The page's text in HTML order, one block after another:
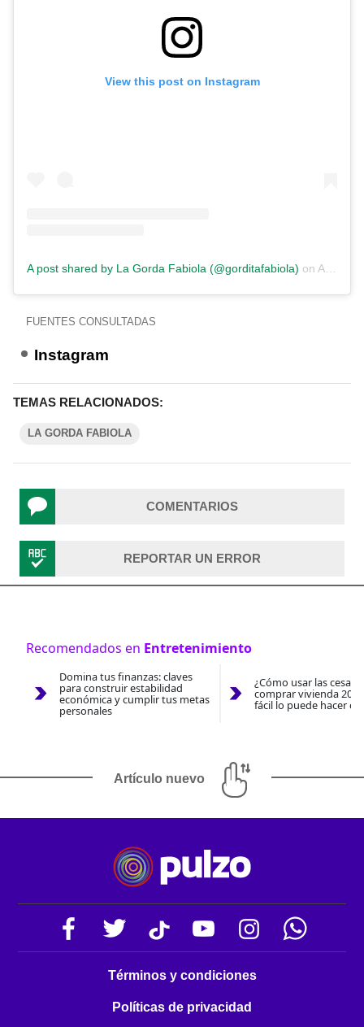
View this post on Instagram
A post shared by La Gorda Fabiola (@gorditafabiola) on Apr 13, 2019 at 1:43pm PDT
FUENTES CONSULTADAS
Instagram
TEMAS RELACIONADOS:
LA GORDA FABIOLA
COMENTARIOS
REPORTAR UN ERROR
Recomendados en Entretenimiento
Domina tus finanzas: claves
para construir estabilidad
económica y cumplir tus metas
personales
¿Cómo usar las
comprar vivienda
fácil lo puede hacer
Artículo nuevo
Términos y condiciones
Políticas de privacidad